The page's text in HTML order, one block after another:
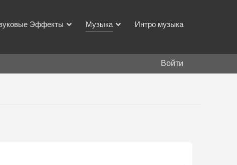
Эффекты Музыка Интро музыка
Войти